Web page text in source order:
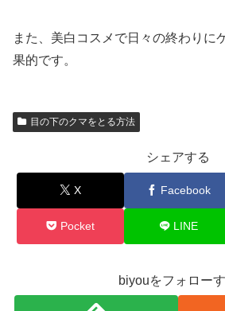
また、美白コスメで日々の終わりに
果的です。
目の下のクマをとる方法
シェアする
X Facebook
Pocket LINE
biyouをフォロー